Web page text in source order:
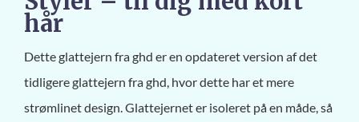
hår
Dette glattejern fra ghd er en opdateret version af det
tidligere glattejern fra ghd, hvor dette har et mere
strømlinet design. Glattejernet er isoleret på en måde, så